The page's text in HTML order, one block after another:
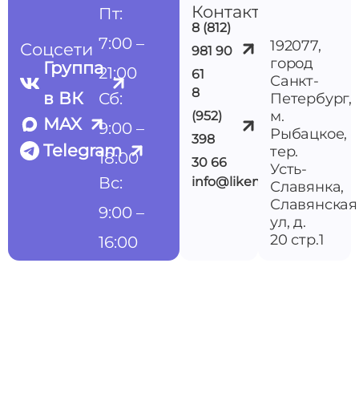
Контакты
8 (812)
981 90
61
8
(952)
398
30 66
info@likemedspb.ru
192077,
город
Санкт-
Петербург,
м.
Рыбацкое,
тер.
Усть-
Славянка,
Славянская
ул, д.
20 стр.1
Соцсети
Группа
в ВК
MAX
Telegram
Пт:
7:00 –
21:00
Сб:
9:00 –
18:00
Вс:
9:00 –
16:00